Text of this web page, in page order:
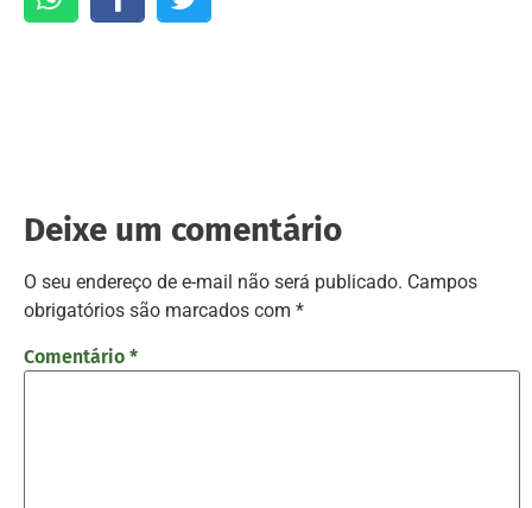
Deixe um comentário
O seu endereço de e-mail não será publicado. Campos
obrigatórios são marcados com *
Comentário *